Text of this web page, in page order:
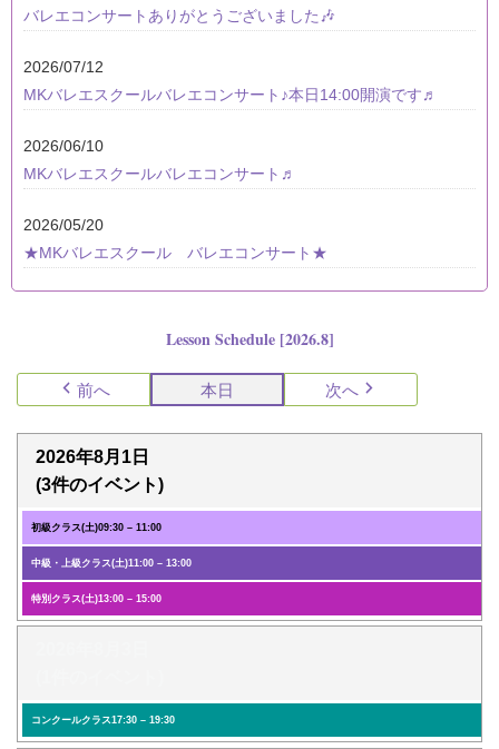
バレエコンサートありがとうございました🎶
2026/07/12
MKバレエスクールバレエコンサート♪本日14:00開演です♬
2026/06/10
MKバレエスクールバレエコンサート♬
2026/05/20
★MKバレエスクール バレエコンサート★
Lesson Schedule [2026.8]
前へ 本日 次へ
2026年8月1日
(3件のイベント)
初級クラス(土)09:30 – 11:00
中級・上級クラス(土)11:00 – 13:00
特別クラス(土)13:00 – 15:00
コンクールクラス17:30 – 19:30